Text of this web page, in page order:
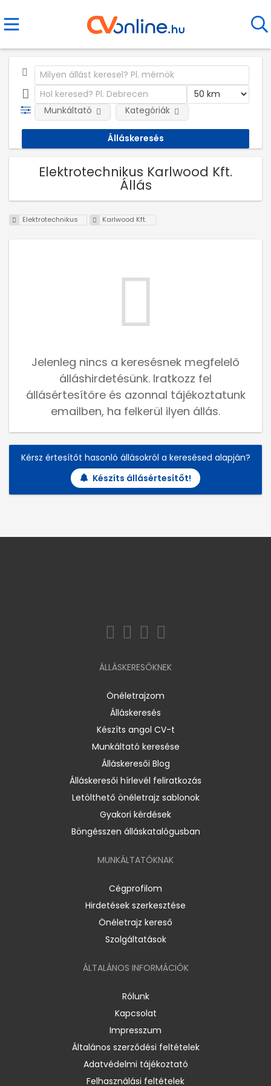
Munkáltató Kategóriák
Elektrotechnikus Karlwood Kft.
Állás
Elektrotechnikus Karlwood Kft.
Jelenleg nincs a keresésnek megfelelő
álláshirdetésünk. Iratkozz fel
állásértesítőre és azonnal tájékoztatunk
emailben, ha felkerül ilyen állás.
Kérsz értesítőt hasonló állásokról a keresésed alapján?
Készíts állásértesítőt!
ÁLLÁSKERESŐKNEK
Önéletrajzom
Álláskeresés
Készíts angol CV-t
Munkáltató keresése
Álláskeresői Blog
Álláskeresői hírlevél feliratkozás
Letölthető önéletrajz sablonok
Gyakori kérdések
Böngésszen álláskatalógusban
MUNKÁLTATÓKNAK
Cégprofilom
Hirdetések szerkesztése
Önéletrajz kereső
Szolgáltatások
ÁLTALÁNOS INFORMÁCIÓK
Rólunk
Kapcsolat
Impresszum
Általános szerződési feltételek
Adatvédelmi tájékoztató
Felhasználási feltételek